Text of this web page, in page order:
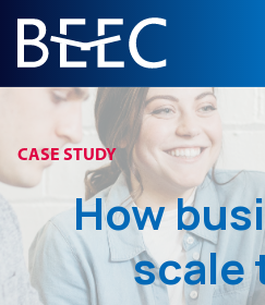
CASE STUDY
How
scale